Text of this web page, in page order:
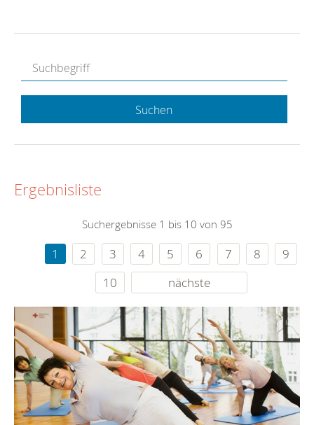
Suchen
Ergebnisliste
Suchergebnisse 1 bis 10 von 95
1 2 3 4 5 6 7 8
9
10
nächste